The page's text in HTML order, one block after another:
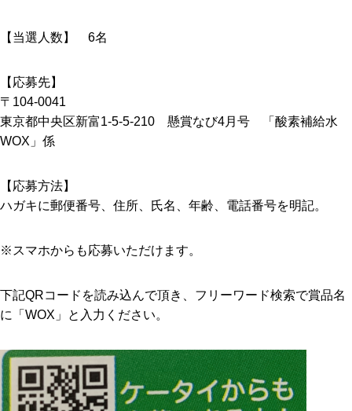
【当選人数】 6名
【応募先】
〒104-0041
東京都中央区新富1-5-5-210 懸賞なび4月号 「酸素補給水
WOX」係
【応募方法】
ハガキに郵便番号、住所、氏名、年齢、電話番号を明記。
※スマホからも応募いただけます。
下記QRコードを読み込んで頂き、フリーワード検索で賞品名
に「WOX」と入力ください。